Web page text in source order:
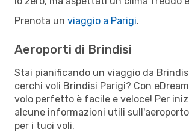
Prenota un viaggio a Parigi.
Aeroporti di Brindisi
Stai pianificando un viaggio da
cerchi voli Brindisi Parigi? Con
volo perfetto è facile e veloce! Per
alcune informazioni utili
per i tuoi voli.